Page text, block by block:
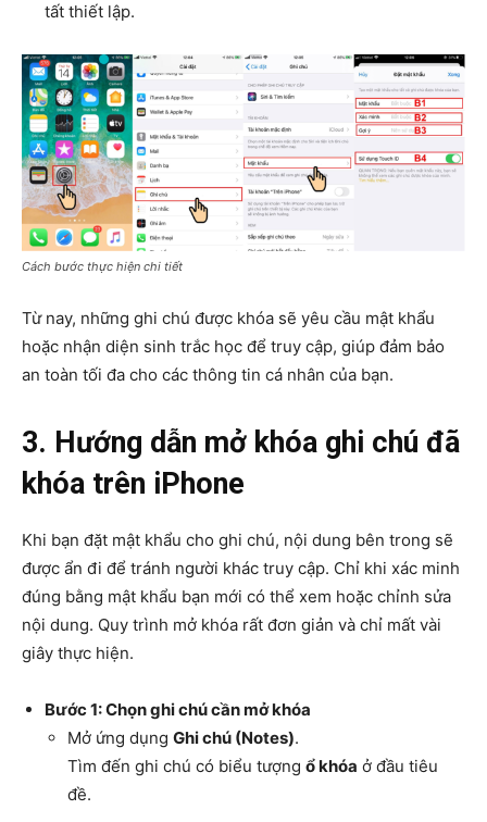
tất thiết lập.
Cách bước thực hiện chi tiết
Từ nay, những ghi chú được khóa sẽ yêu cầu mật khẩu
hoặc nhận diện sinh trắc học để truy cập, giúp đảm bảo
an toàn tối đa cho các thông tin cá nhân của bạn.
3. Hướng dẫn mở khóa ghi chú đã
khóa trên iPhone
Khi bạn đặt mật khẩu cho ghi chú, nội dung bên trong sẽ
được ẩn đi để tránh người khác truy cập. Chỉ khi xác minh
đúng bằng mật khẩu bạn mới có thể xem hoặc chỉnh sửa
nội dung. Quy trình mở khóa rất đơn giản và chỉ mất vài
giây thực hiện.
Bước 1: Chọn ghi chú cần mở khóa
Mở ứng dụng Ghi chú (Notes).
Tìm đến ghi chú có biểu tượng ổ khóa ở đầu tiêu
đề.